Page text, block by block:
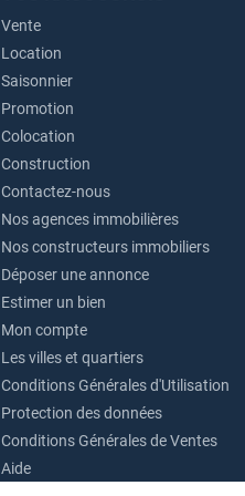
Vente
Location
Saisonnier
Promotion
Colocation
Construction
Contactez-nous
Nos agences immobilières
Nos constructeurs immobiliers
Déposer une annonce
Estimer un bien
Mon compte
Les villes et quartiers
Conditions Générales d'Utilisation
Protection des données
Conditions Générales de Ventes
Aide